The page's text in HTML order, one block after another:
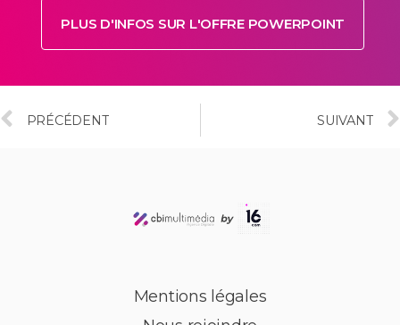
PLUS D'INFOS SUR L'OFFRE POWERPOINT
PRÉCÉDENT SUIVANT
Mentions légales